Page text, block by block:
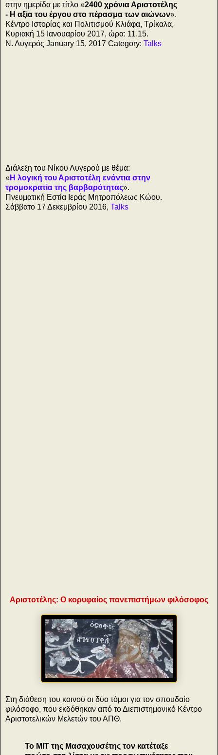
στην ημερίδα με τίτλο «2400 χρόνια Αριστοτέλης
- Η αξία του έργου στο πέρασμα των αιώνων».
Κέντρο Ιστορίας και Πολιτισμού Κλιάφα, Τρίκαλα,
Κυριακή 15 Ιανουαρίου 2017, ώρα: 11.15.
Ν. Λυγερός January 15, 2017 Category: Talks
Διάλεξη του Νίκου Λυγερού με θέμα:
«Η λογική του Αριστοτέλη ενάντια στην
τρομοκρατία της βαρβαρότητας».
Πνευματική Εστία Ιεράς Μητροπόλεως Κώου.
Σάββατο 17 Δεκεμβρίου 2016, Talks
Αριστοτέλης: Ο κορυφαίος πανεπιστήμων φιλόσοφος
Στη διάθεση του κοινού οι δύο τόμοι για τον σπουδαίο
φιλόσοφο, που εκδόθηκαν από το Διεπιστημονικό Κέντρο
Αριστοτελικών Μελετών του ΑΠΘ.
Το ΜΙΤ της Μασαχουσέτης τον κατέταξε